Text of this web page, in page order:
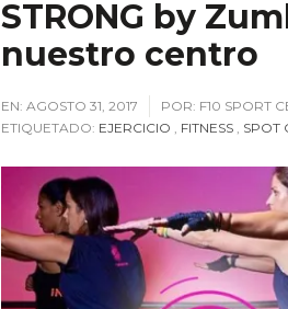
STRONG by
nuestro centro
EN: AGOSTO 31, 2017 POR: F10 SPORT
ETIQUETADO: EJERCICIO , FITNESS , SPOT